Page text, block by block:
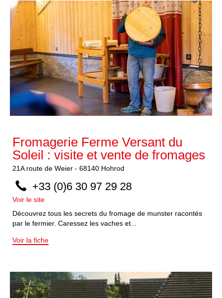
Fromagerie Ferme Versant du
Soleil : visite et vente de fromages
21A route de Weier - 68140 Hohrod
+33 (0)6 30 97 29 28
Voir le site
Découvrez tous les secrets du fromage de munster racontés
par le fermier. Caressez les vaches et...
Voir la fiche